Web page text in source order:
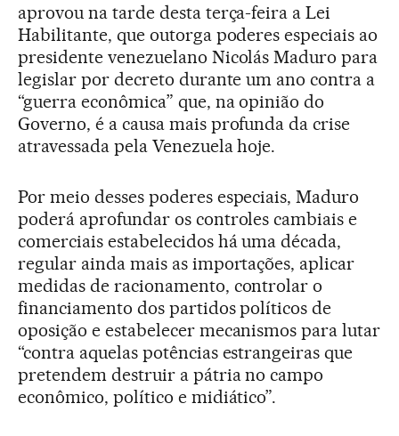
aprovou na tarde desta terça-feira a Lei
Habilitante, que outorga poderes especiais ao
presidente venezuelano Nicolás Maduro para
legislar por decreto durante um ano contra a
“guerra econômica” que, na opinião do
Governo, é a causa mais profunda da crise
atravessada pela Venezuela hoje.
Por meio desses poderes especiais, Maduro
poderá aprofundar os controles cambiais e
comerciais estabelecidos há uma década,
regular ainda mais as importações, aplicar
medidas de racionamento, controlar o
financiamento dos partidos políticos de
oposição e estabelecer mecanismos para lutar
“contra aquelas potências estrangeiras que
pretendem destruir a pátria no campo
econômico, político e midiático”.